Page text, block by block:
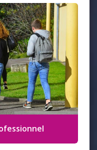
et
Vente
formation